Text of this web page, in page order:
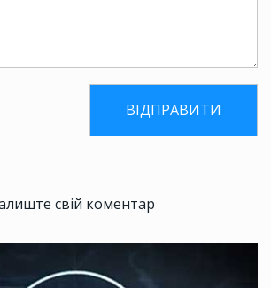
свій коментар